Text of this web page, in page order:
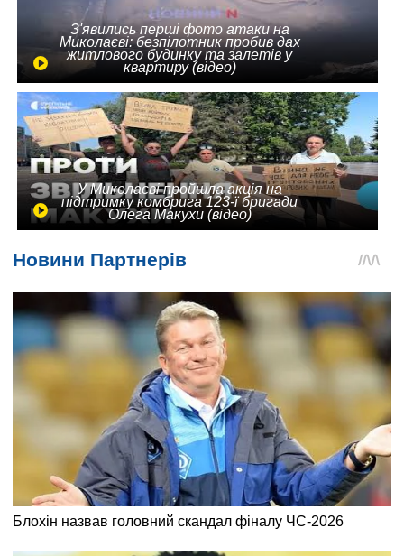
З'явились перші фото атаки на
Миколаєві: безпілотник пробив дах
житлового будинку та залетів у
квартиру (відео)
У Миколаєві пройшла акція на
підтримку комбрига 123-ї бригади
Олега Макухи (відео)